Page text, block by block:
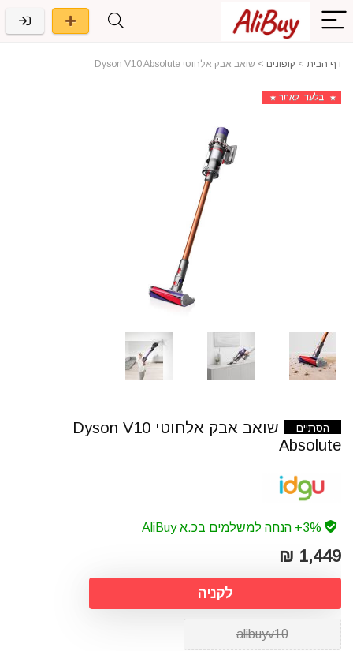
דף הבית > קופונים > שואב אבק אלחוטי Dyson V10 Absolute
בלעדי לאתר
הסתיים
שואב אבק אלחוטי Dyson V10
Absolute
1,449 ₪
לקניה
alibuyv10